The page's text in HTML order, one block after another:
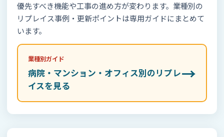
優先すべき機能や工事の進め方が変わります。業種別の
リプレイス事例・更新ポイントは専用ガイドにまとめて
います。
業種別ガイド
病院・マンション・オフィス別のリプレ
イスを見る
→